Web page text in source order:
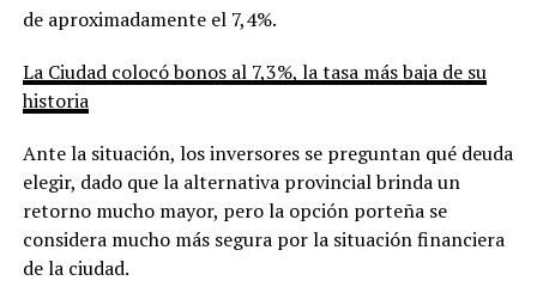
de aproximadamente el 7,4%.
La Ciudad colocó bonos al 7,3%, la tasa más baja de su
historia
Ante la situación, los inversores se preguntan qué deuda
elegir, dado que la alternativa provincial brinda un
retorno mucho mayor, pero la opción porteña se
considera mucho más segura por la situación financiera
de la ciudad.